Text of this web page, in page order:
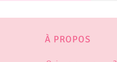
À PROPOS